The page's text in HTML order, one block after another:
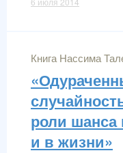
Книга Нассима
роли шанса
и в жизни»